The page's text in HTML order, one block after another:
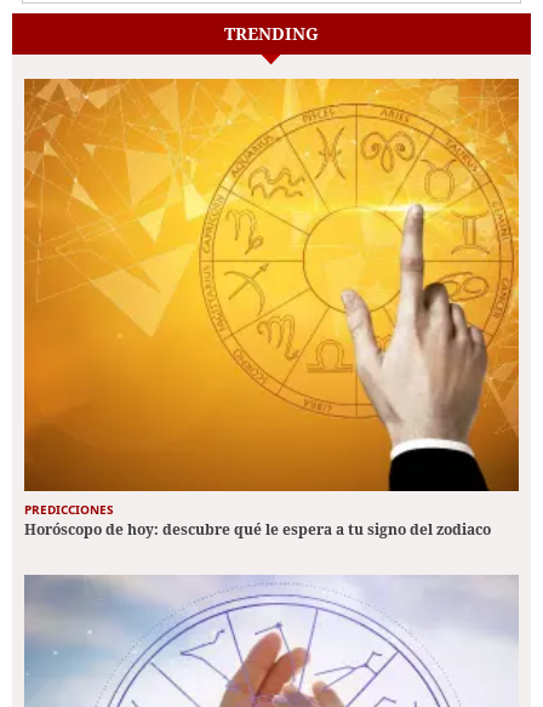
TRENDING
PREDICCIONES
Horóscopo de hoy: descubre qué le espera a tu signo del zodiaco